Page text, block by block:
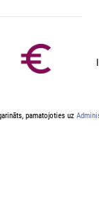
pamatojoties uz